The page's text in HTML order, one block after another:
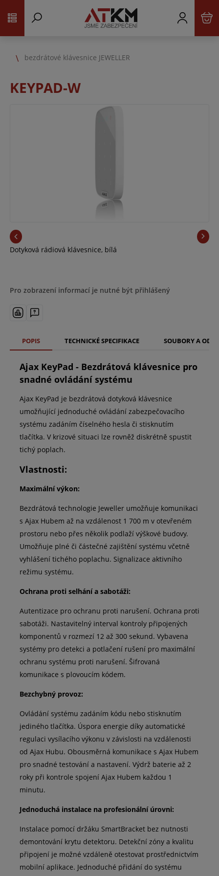
bezdrátové klávesnice JEWELLER
KEYPAD-W
Dotyková rádiová klávesnice, bílá
Pro zobrazení informací je nutné být přihlášený
POPIS TECHNICKÉ SPECIFIKACE SOUBORY A
Ajax KeyPad - Bezdrátová klávesnice pro
snadné ovládání systému
Ajax KeyPad je bezdrátová dotyková klávesnice
umožňující jednoduché ovládání zabezpečovacího
systému zadáním číselného hesla či stisknutím
tlačítka. V krizové situaci lze rovněž diskrétně spustit
tichý poplach.
Vlastnosti:
Maximální výkon:
Bezdrátová technologie Jeweller umožňuje komunikaci
s Ajax Hubem až na vzdálenost 1 700 m v otevřeném
prostoru nebo přes několik podlaží výškové budovy.
Umožňuje plné či částečné zajištění systému včetně
vyhlášení tichého poplachu. Signalizace aktivního
režimu systému.
Ochrana proti selhání a sabotáži:
Autentizace pro ochranu proti narušení. Ochrana proti
sabotáži. Nastavitelný interval kontroly připojených
komponentů v rozmezí 12 až 300 sekund. Vybavena
systémy pro detekci a potlačení rušení pro maximální
ochranu systému proti narušení. Šifrovaná
komunikace s plovoucím kódem.
Bezchybný provoz:
Ovládání systému zadáním kódu nebo stisknutím
jediného tlačítka. Úspora energie díky automatické
regulaci vysílacího výkonu v závislosti na vzdálenosti
od Ajax Hubu. Obousměrná komunikace s Ajax Hubem
pro snadné testování a nastavení. Výdrž baterie až 2
roky při kontrole spojení Ajax Hubem každou 1
minutu.
Jednoduchá instalace na profesionální úrovni:
Instalace pomocí držáku SmartBracket bez nutnosti
demontování krytu detektoru. Detekční zóny a kvalitu
připojení je možné vzdáleně otestovat prostřednictvím
mobilní aplikace. Jednoduché přidání do systému